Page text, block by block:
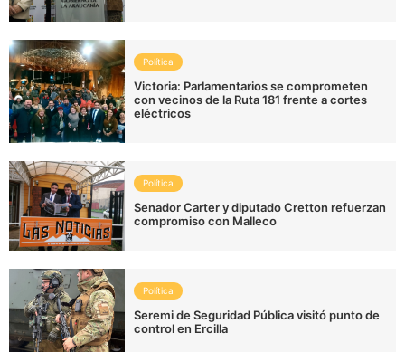
Política
Victoria: Parlamentarios se comprometen
con vecinos de la Ruta 181 frente a cortes
eléctricos
Política
Senador Carter y diputado Cretton refuerzan
compromiso con Malleco
Política
Seremi de Seguridad Pública visitó punto de
control en Ercilla